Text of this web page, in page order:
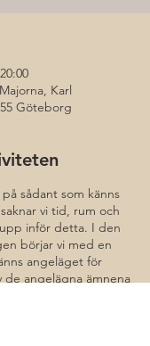
Karl
Göteborg
sådant som känns
vi tid, rum och
inför detta. I den
börjar vi med en
angeläget för
de angelägna ämnena